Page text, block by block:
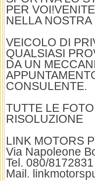
PER
NELLA
VEICOLO DI
QUALSIASI
DA UN
CONSULENTE.
TUTTE LE
RISOLUZIONE
LINK MOTORS
Via Napoleone
Tel. 080/
Mail.